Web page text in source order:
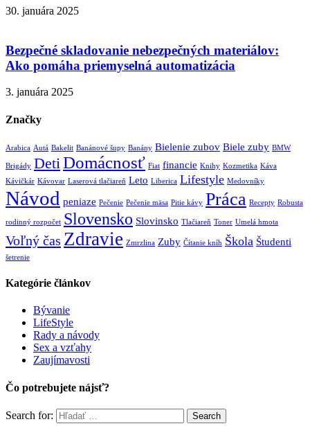
30. januára 2025
Bezpečné skladovanie nebezpečných materiálov:
Ako pomáha priemyselná automatizácia
3. januára 2025
Značky
Arabica Autá Bakelit Banánové šupy Banány Bielenie zubov Biele zuby BMW
Brigády Deti Domácnosť Fiat financie Knihy Kozmetika Káva
Kávičkár Kávovar Laserová tlačiareň Leto Liberica Lifestyle Medovníky
Návod peniaze Pečenie Pečenie mäsa Pitie kávy Práca Recepty Robusta
rodinný rozpočet Slovensko Slovinsko Tlačiareň Toner Umelá hmota
Voľný čas Zdravie Zmrzlina Zuby Čítanie kníh Škola Študenti
šetrenie
Kategórie článkov
Bývanie
LifeStyle
Rady a návody
Sex a vzťahy
Zaujímavosti
Čo potrebujete nájsť?
Search for: Search